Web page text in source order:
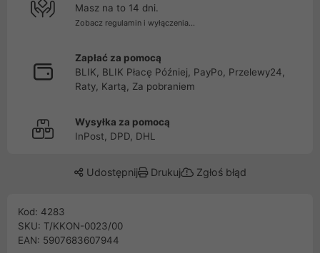
Masz na to 14 dni.
Zobacz regulamin i wyłączenia...
Zapłać za pomocą
BLIK, BLIK Płacę Później, PayPo, Przelewy24,
Raty, Kartą, Za pobraniem
Wysyłka za pomocą
InPost, DPD, DHL
Udostępnij Drukuj Zgłoś błąd
Kod: 4283
SKU: T/KKON-0023/00
EAN: 5907683607944